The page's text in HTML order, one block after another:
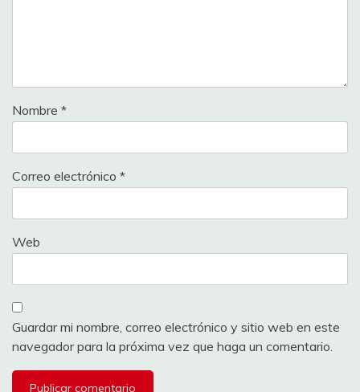
Nombre *
Correo electrónico *
Web
Guardar mi nombre, correo electrónico y sitio web en este
navegador para la próxima vez que haga un comentario.